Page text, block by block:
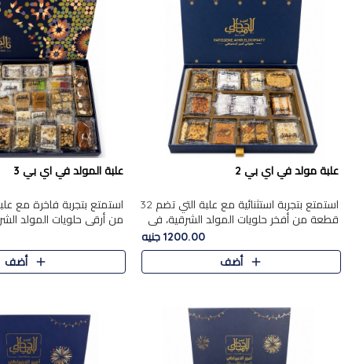
علبة مولد في اي بي 2
استمتع بتجربة استثنائية مع علبة التي تضم 32
قطعة من أفخر حلويات المولد الشرقية، في
تشكيلة تجمع بين الأصالة والاختيارات الفاخرة.
تحتوي العلبة..
1200.00 جنيه
أضف
علبة المولد في اي بي 3
من أرقى حلويات المولد
تجمع بين الأصناف
والاختيارات الغنية بالم..
أضف